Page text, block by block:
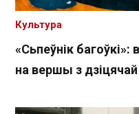
«Сьпеўнік
на вершы з дзіцячай
Культура